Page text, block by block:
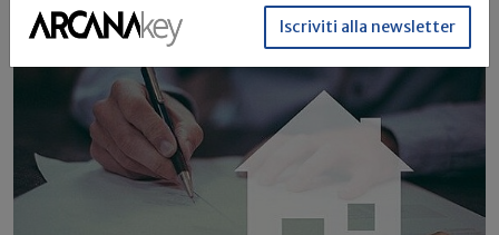
Iscriviti alla newsletter